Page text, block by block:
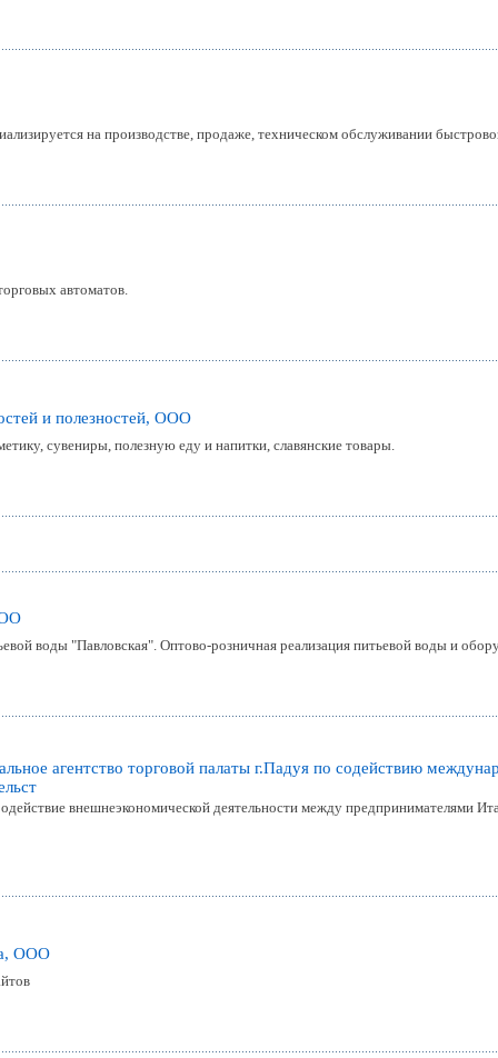
на производстве, продаже, техническом обслуживании
автоматов.
и полезностей, ООО
сувениры, полезную еду и напитки, славянские товары.
воды "Павловская". Оптово-розничная реализация питьевой воды и
агентство торговой палаты г.Падуя по содействию
внешнеэкономической деятельности между предпринимателями
ООО